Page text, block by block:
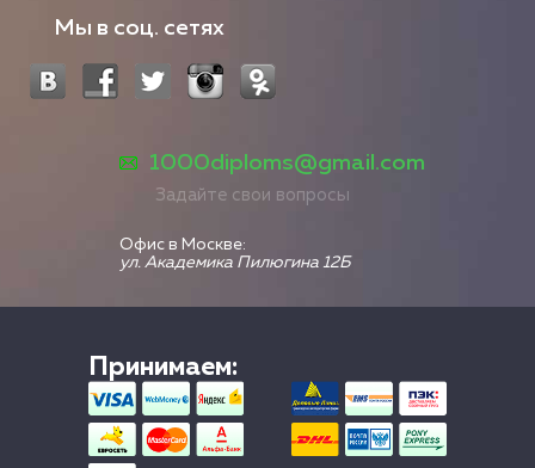
Мы в соц. сетях
1000diploms@gmail.com
Задайте свои вопросы
Офис в Москве:
ул. Академика Пилюгина 12Б
Принимаем: